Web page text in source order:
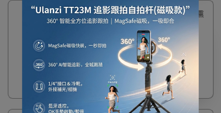
60%
OFF
17寸三層垂直可煙熏
燒烤爐 | 燒烤煙熏 |
入門級燒烤煙熏爐
$341 $865